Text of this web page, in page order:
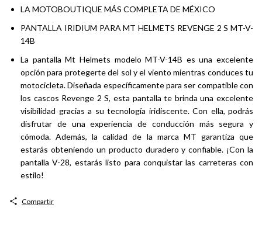
LA MOTOBOUTIQUE MÁS COMPLETA DE MÉXICO
PANTALLA IRIDIUM PARA MT HELMETS REVENGE 2 S MT-V-
14B
La pantalla Mt Helmets modelo MT-V-14B es una excelente
opción para protegerte del sol y el viento mientras conduces tu
motocicleta. Diseñada específicamente para ser compatible con
los cascos Revenge 2 S, esta pantalla te brinda una excelente
visibilidad gracias a su tecnología iridiscente. Con ella, podrás
disfrutar de una experiencia de conducción más segura y
cómoda. Además, la calidad de la marca MT garantiza que
estarás obteniendo un producto duradero y confiable. ¡Con la
pantalla V-28, estarás listo para conquistar las carreteras con
estilo!
Compartir